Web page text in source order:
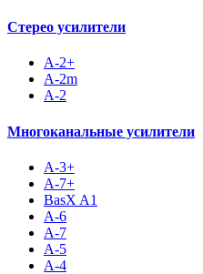
Стерео усилители
A-2+
A-2m
A-2
Многоканальные усилители
A-3+
A-7+
BasX A1
A-6
A-7
A-5
A-4